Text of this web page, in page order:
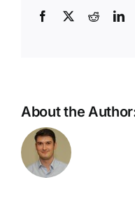
Facebook
X Reddit
About the